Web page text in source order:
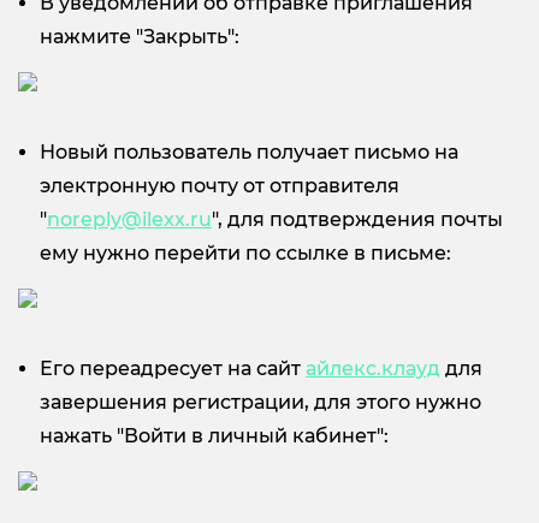
нажмите "Закрыть":
Новый пользователь получает письмо на
электронную почту от отправителя
"noreply@ilexx.ru", для подтверждения почты
ему нужно перейти по ссылке в письме:
Его переадресует на сайт айлекс.клауд для
завершения регистрации, для этого нужно
нажать "Войти в личный кабинет":